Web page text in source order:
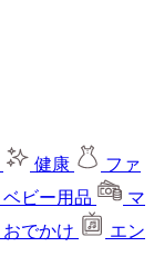
健康
ファ
ベビー用品
マ
おでかけ
エン